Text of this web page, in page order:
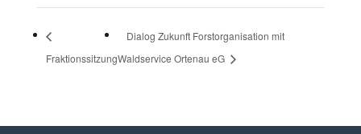
Fraktionssitzung
Dialog Zukunft Forstorganisation mit
Waldservice Ortenau eG